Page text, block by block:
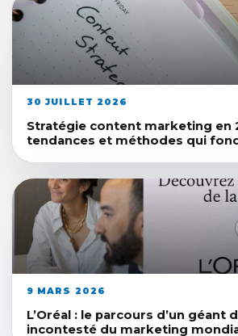
30 JUILLET 2026
Stratégie content marketing en
tendances et méthodes qui
9 MARS 2026
L’Oréal : le parcours d’un géant
incontesté du marketing